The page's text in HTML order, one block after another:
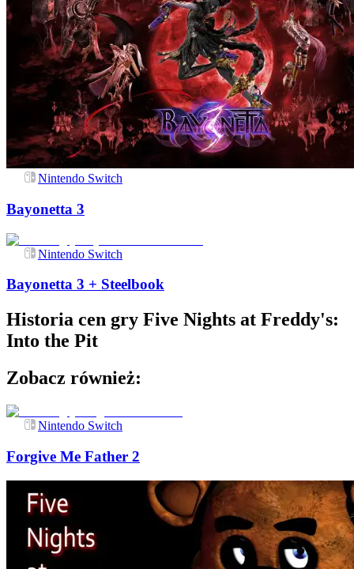
Nintendo Switch
Bayonetta 3
Nintendo Switch
Bayonetta 3 + Steelbook
Historia cen gry Five Nights at Freddy's:
Into the Pit
Zobacz również:
Nintendo Switch
Forgive Me Father 2